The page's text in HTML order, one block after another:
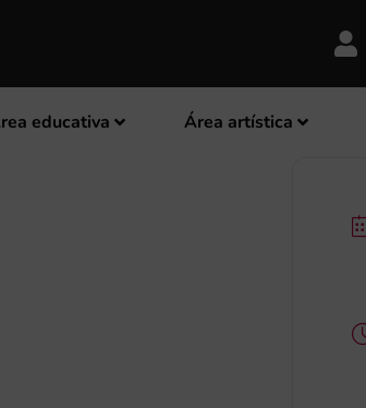
educativa Área artística